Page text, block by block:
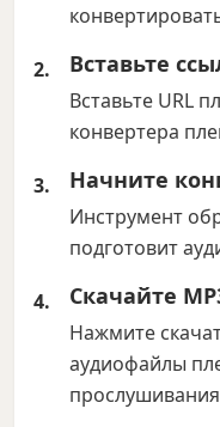
Вставьте
Вставьте URL
конвертера
Начните
Инструмент
подготовит
Скачайте
Нажмите
аудиофайлы